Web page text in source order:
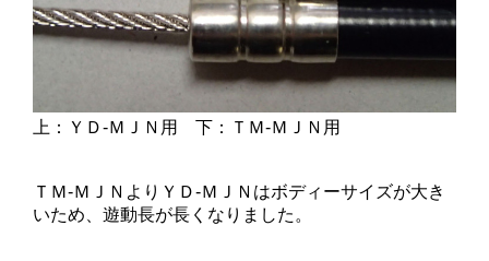
上：ＹＤ-ＭＪＮ用 下：ＴＭ-ＭＪＮ用
ＴＭ-ＭＪＮよりＹＤ-ＭＪＮはボディーサイズが大き
いため、 遊動長が長く なりました。